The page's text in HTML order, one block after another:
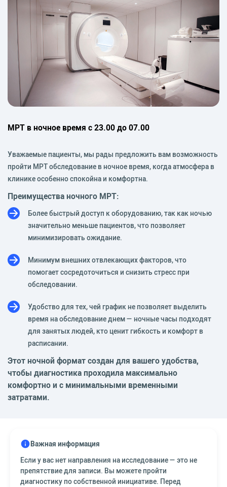
МРТ в ночное время с 23.00 до 07.00
Уважаемые пациенты, мы рады предложить вам возможность
пройти МРТ обследование в ночное время, когда атмосфера в
клинике особенно спокойна и комфортна.
Преимущества ночного МРТ:
Более быстрый доступ к оборудованию, так как ночью
значительно меньше пациентов, что позволяет
минимизировать ожидание.
Минимум внешних отвлекающих факторов, что
помогает сосредоточиться и снизить стресс при
обследовании.
Удобство для тех, чей график не позволяет выделить
время на обследование днем — ночные часы подходят
для занятых людей, кто ценит гибкость и комфорт в
расписании.
Этот ночной формат создан для вашего удобства,
чтобы диагностика проходила максимально
комфортно и с минимальными временными
затратами.
Важная информация
Если у вас нет направления на исследование — это не
препятствие для записи. Вы можете пройти
диагностику по собственной инициативе. Перед